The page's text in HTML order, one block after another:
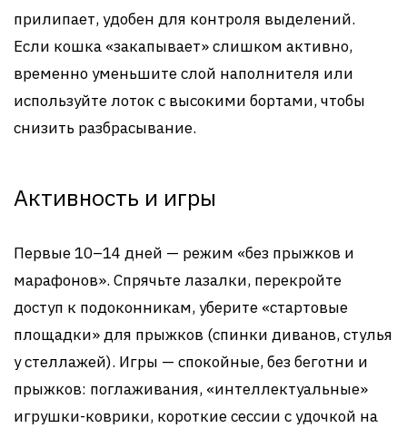
прилипает, удобен для контроля выделений.
Если кошка «закапывает» слишком активно,
временно уменьшите слой наполнителя или
используйте лоток с высокими бортами, чтобы
снизить разбрасывание.
Активность и игры
Первые 10–14 дней — режим «без прыжков и
марафонов». Спрячьте лазалки, перекройте
доступ к подоконникам, уберите «стартовые
площадки» для прыжков (спинки диванов, стулья
у стеллажей). Игры — спокойные, без беготни и
прыжков: поглаживания, «интеллектуальные»
игрушки-коврики, короткие сессии с удочкой на